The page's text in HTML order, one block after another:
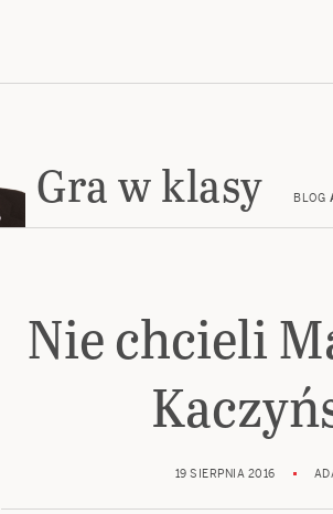
Gra w klasy BLOG
Nie chcieli
19 SIERPNIA 2016